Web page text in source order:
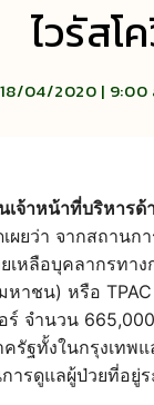
ไวรัสโ
18/04/2020 | 9:00
เจ้าหน้าที่บริหาร
ยว่า จากสถานก
เหลือบุคลากรทา
าชน) หรือ
ร์ จำนวน
รัฐทั้งในกรุงเท
ารดูแลผู้ป่วยที่อยู่